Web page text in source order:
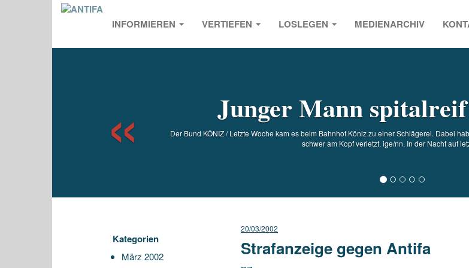
INFORMIEREN VERTIEFEN LOSLEGEN MEDIENARCHIV
Junger Mann spitalreif
Der Bund KÖNIZ / Letzte Woche kam es beim Bahnhof Köniz zu einer Schlägerei. Dabei
schwer am Kopf verletzt. ige/nn. In der Nacht auf
Kategorien
März 2002
20/03/2002
Strafanzeige gegen Antifa